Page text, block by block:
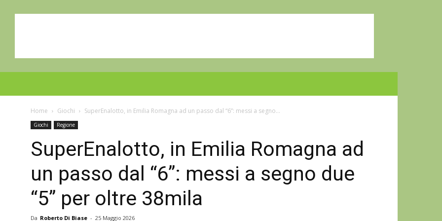
Home Giochi SuperEnalotto, in Emilia Romagna ad un passo dal “6”: messi a segno...
Giochi Regione
SuperEnalotto, in Emilia Romagna ad
un passo dal “6”: messi a segno due
“5” per oltre 38mila
Da Roberto Di Biase - 25 Maggio 2026